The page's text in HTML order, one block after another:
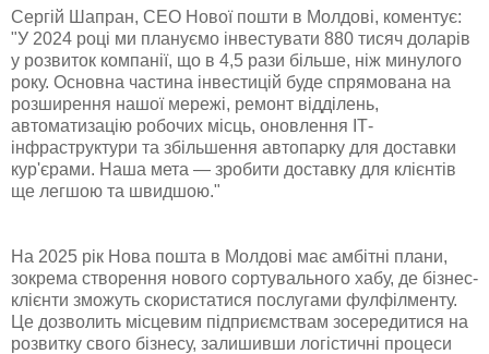
Сергій Шапран, CEO Нової пошти в Молдові, коментує:
"У 2024 році ми плануємо інвестувати 880 тисяч доларів
у розвиток компанії, що в 4,5 рази більше, ніж минулого
року. Основна частина інвестицій буде спрямована на
розширення нашої мережі, ремонт відділень,
автоматизацію робочих місць, оновлення ІТ-
інфраструктури та збільшення автопарку для доставки
кур'єрами. Наша мета — зробити доставку для клієнтів
ще легшою та швидшою."
На 2025 рік Нова пошта в Молдові має амбітні плани,
зокрема створення нового сортувального хабу, де бізнес-
клієнти зможуть скористатися послугами фулфілменту.
Це дозволить місцевим підприємствам зосередитися на
розвитку свого бізнесу, залишивши логістичні процеси